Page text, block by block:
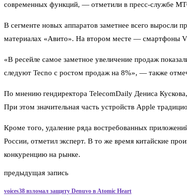
современных функций, — отметили в пресс-службе
В сегменте новых аппаратов заметнее всего выросли
материалах «Авито». На втором месте — смартфоны
«В ресейле самое заметное увеличение продаж
следуют Tecno с ростом продаж на 8%», — также
По мнению гендиректора TelecomDaily Дениса
При этом значительная часть устройств Apple
Кроме того, удаление ряда востребованных
России, отметил эксперт. В то же время китайские
конкуренцию на рынке.
предыдущая запись
voices38 взломал защиту Denuvo в Atomic Heart